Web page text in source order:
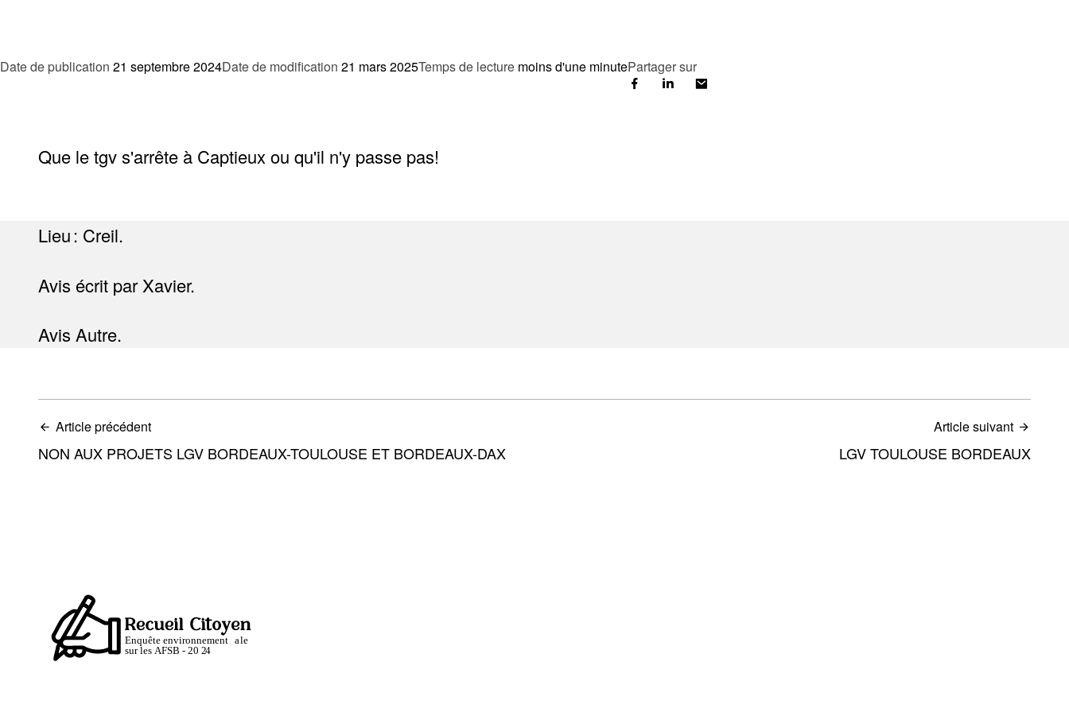
Date de publication 21 septembre 2024Date de modification 21 mars 2025Temps de lecture moins d'une minutePartager sur
Que le tgv s'arrête à Captieux ou qu'il n'y passe pas!
Lieu : Creil.
Avis écrit par Xavier.
Avis Autre.
Article précédent
NON AUX PROJETS LGV BORDEAUX-TOULOUSE ET BORDEAUX-DAX
Article suivant
LGV TOULOUSE BORDEAUX